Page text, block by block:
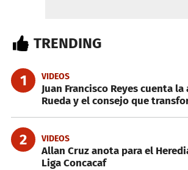
TRENDING
1 VIDEOS
Juan Francisco Reyes cuenta
Rueda y el consejo que
2 VIDEOS
Allan Cruz anota para el
Liga Concacaf